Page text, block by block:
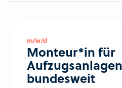
m/w/d
Monteur*in für
bundesweit